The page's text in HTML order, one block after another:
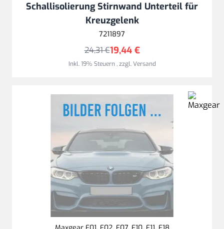
Schallisolierung Stirnwand Unterteil für
Kreuzgelenk
7211897
19,44 €
24,31 €
Inkl. 19% Steuern,zzgl.Versand